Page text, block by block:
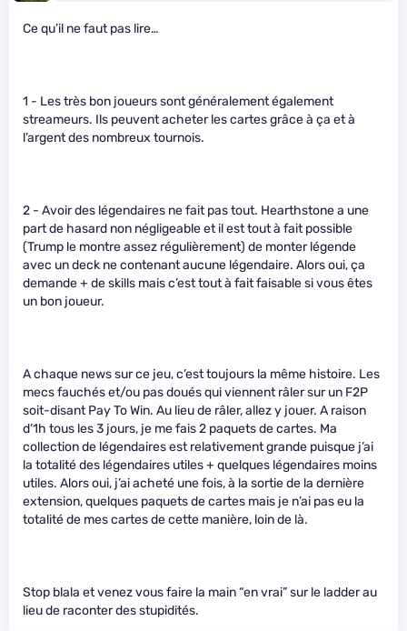
Ce qu’il ne faut pas lire…
1 - Les très bon joueurs sont généralement également
streameurs. Ils peuvent acheter les cartes grâce à ça et à
l’argent des nombreux tournois.
2 - Avoir des légendaires ne fait pas tout. Hearthstone a une
part de hasard non négligeable et il est tout à fait possible
(Trump le montre assez régulièrement) de monter légende
avec un deck ne contenant aucune légendaire. Alors oui, ça
demande + de skills mais c’est tout à fait faisable si vous êtes
un bon joueur.
A chaque news sur ce jeu, c’est toujours la même histoire. Les
mecs fauchés et/ou pas doués qui viennent râler sur un F2P
soit-disant Pay To Win. Au lieu de râler, allez y jouer. A raison
d’1h tous les 3 jours, je me fais 2 paquets de cartes. Ma
collection de légendaires est relativement grande puisque j’ai
la totalité des légendaires utiles + quelques légendaires moins
utiles. Alors oui, j’ai acheté une fois, à la sortie de la dernière
extension, quelques paquets de cartes mais je n’ai pas eu la
totalité de mes cartes de cette manière, loin de là.
Stop blala et venez vous faire la main “en vrai” sur le ladder au
lieu de raconter des stupidités.